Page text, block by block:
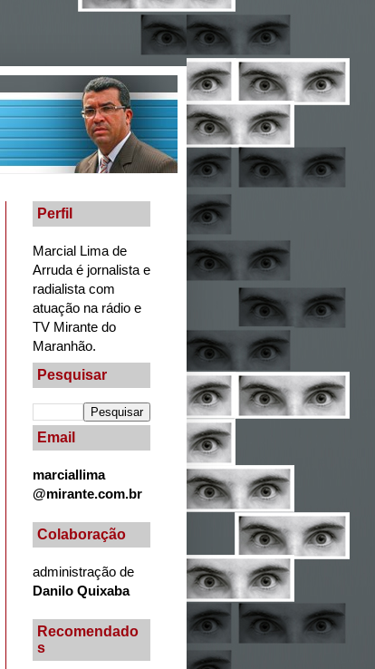
Perfil
Marcial Lima de
Arruda é jornalista e
radialista com
atuação na rádio e
TV Mirante do
Maranhão.
Pesquisar
Email
marciallima
@mirante.com.br
Colaboração
administração de
Danilo Quixaba
Recomendado
s